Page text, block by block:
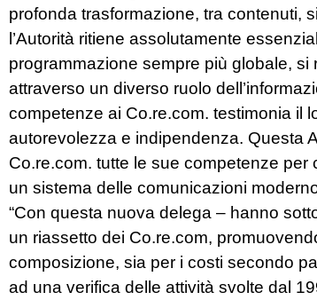
profonda trasformazione, tra contenuti,
l’Autorità ritiene assolutamente
programmazione sempre più globale,
attraverso un diverso ruolo
competenze ai Co.re.com. testimonia il
autorevolezza e indipendenza. Questa
Co.re.com. tutte le sue competenze
un sistema delle comunicazioni
“Con questa nuova delega – hanno
un riassetto dei Co.re.com,
composizione, sia per i costi secondo
ad una verifica delle attività svolte dal